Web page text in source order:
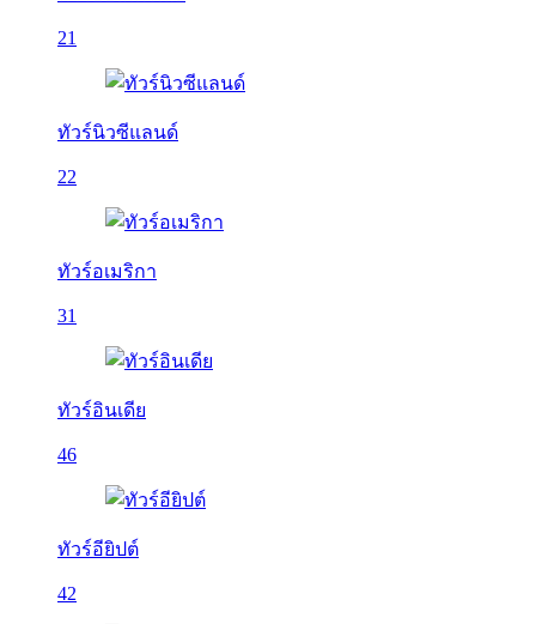
21
ทัวร์นิวซีแลนด์
22
ทัวร์อเมริกา
31
ทัวร์อินเดีย
46
ทัวร์อียิปต์
42